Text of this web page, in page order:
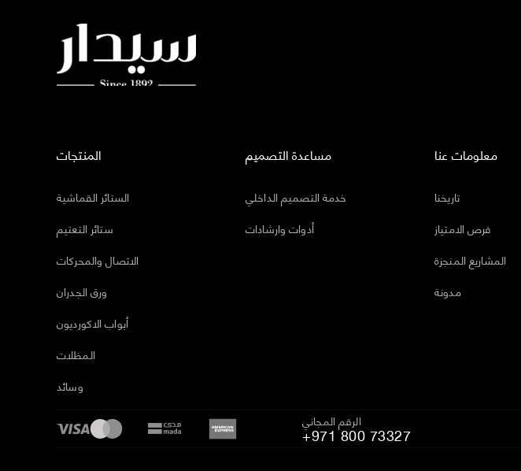
المنتجات
الستائر القماشية
ستائر التعتيم
الاتصال والمحركات
ورق الجدران
أبواب الاكورديون
المظلات
وسائد
مساعدة التصميم
خدمة التصميم الداخلي
أدوات وارشادات
معلومات عنا
تاريخنا
فرص الامتياز
المشاريع المنجزة
مدونة
الرقم المجاني
+971 800 73327